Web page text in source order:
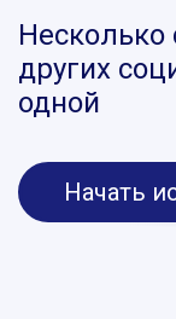
Несколько
других
одной
Начать